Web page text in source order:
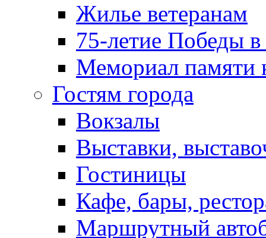
Жилье ветеранам
75-летие Победы
Мемориал памяти
Гостям города
Вокзалы
Выставки,
Гостиницы
Кафе, бары,
Маршрутный